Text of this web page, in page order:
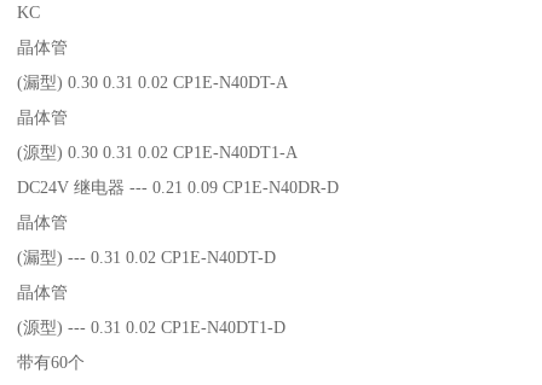
KC
晶体管
(漏型) 0.30 0.31 0.02 CP1E-N40DT-A
晶体管
(源型) 0.30 0.31 0.02 CP1E-N40DT1-A
DC24V 继电器 --- 0.21 0.09 CP1E-N40DR-D
晶体管
(漏型) --- 0.31 0.02 CP1E-N40DT-D
晶体管
(源型) --- 0.31 0.02 CP1E-N40DT1-D
带有60个